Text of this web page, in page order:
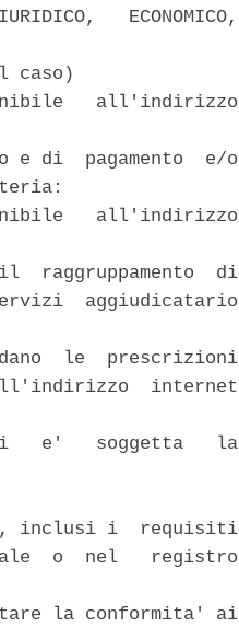
ECONOMICO,
caso)
all'indirizzo
e di  pagamento  e/o
all'indirizzo
raggruppamento  di
aggiudicatario
le  prescrizioni
internet
e'   soggetta   la
inclusi i  requisiti
o  nel   registro
la conformita' ai